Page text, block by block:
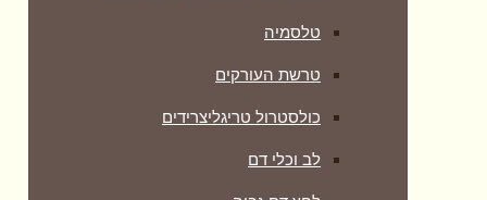
טלסמיה
טרשת העורקים
כולסטרול טריגליצרידים
לב וכלי דם